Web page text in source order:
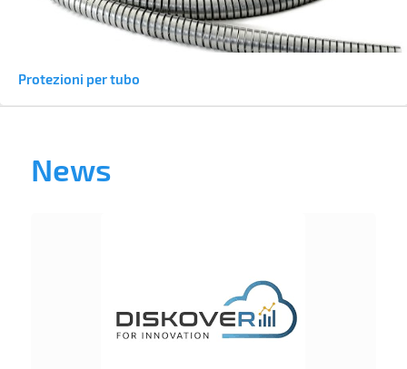
Protezioni per tubo
News